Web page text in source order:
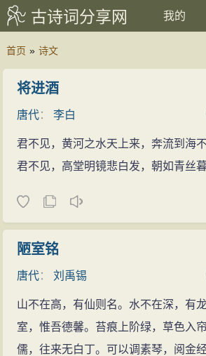
古诗词分享网 我的
首页 » 诗文
将进酒
唐代：李白
君不见，黄河之水天上来，奔流到海不
君不见，高堂明镜悲白发，朝如青丝暮
陋室铭
唐代：刘禹锡
山不在高，有仙则名。水不在深，有
室，惟吾德馨。苔痕上阶绿，草色入
儒，往来无白丁。可以调素琴，阅金